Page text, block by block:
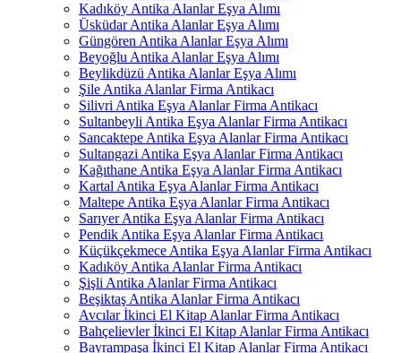
Kadıköy Antika Alanlar Eşya Alımı
Üsküdar Antika Alanlar Eşya Alımı
Güngören Antika Alanlar Eşya Alımı
Beyoğlu Antika Alanlar Eşya Alımı
Beylikdüzü Antika Alanlar Eşya Alımı
Şile Antika Alanlar Firma Antikacı
Silivri Antika Eşya Alanlar Firma Antikacı
Sultanbeyli Antika Eşya Alanlar Firma Antikacı
Sancaktepe Antika Eşya Alanlar Firma Antikacı
Sultangazi Antika Eşya Alanlar Firma Antikacı
Kağıthane Antika Eşya Alanlar Firma Antikacı
Kartal Antika Eşya Alanlar Firma Antikacı
Maltepe Antika Eşya Alanlar Firma Antikacı
Sarıyer Antika Eşya Alanlar Firma Antikacı
Pendik Antika Eşya Alanlar Firma Antikacı
Küçükçekmece Antika Eşya Alanlar Firma Antikacı
Kadıköy Antika Alanlar Firma Antikacı
Şişli Antika Alanlar Firma Antikacı
Beşiktaş Antika Alanlar Firma Antikacı
Avcılar İkinci El Kitap Alanlar Firma Antikacı
Bahçelievler İkinci El Kitap Alanlar Firma Antikacı
Bayrampaşa İkinci El Kitap Alanlar Firma Antikacı